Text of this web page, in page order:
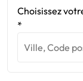
Choisissez
*